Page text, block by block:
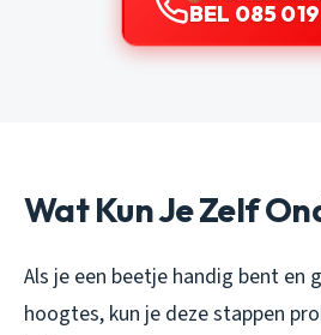
BEL 085
Wat Kun Je Zelf
Als je een beetje handig bent en
hoogtes, kun je deze stappen